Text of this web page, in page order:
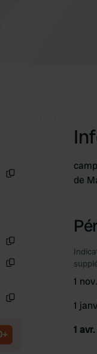
de
1
1
1